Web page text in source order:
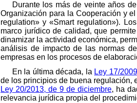
Durante los más de veinte años
Organización para la Cooperación y
regulation» y «Smart regulation»).
marco jurídico de calidad, que
dinamizar la actividad económica,
análisis de impacto de las normas
empresas en los procesos de
En la última década, la Ley 17/
de los principios de buena regulación,
Ley 20/2013, de 9 de diciembre, ha
relevancia jurídica propia del